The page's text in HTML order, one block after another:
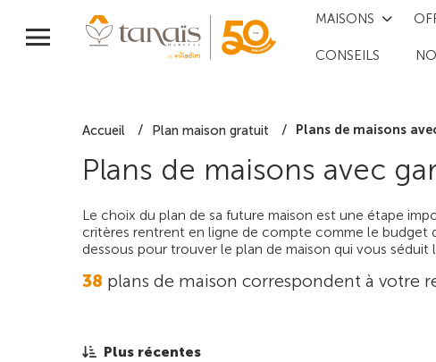
MAISONS
CONSEILS
Accueil Plan maison gratuit Plans de maisons
Plans de maisons avec
Le choix du plan de sa future maison est une étape
critères rentrent en ligne de compte comme le
dessous pour trouver le plan de maison qui vous
38 plans de maison correspondent à votre
Plus récentes